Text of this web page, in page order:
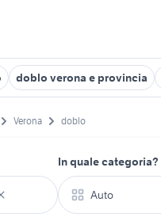
doblo verona e provincia
Verona doblo
In quale categoria?
Auto